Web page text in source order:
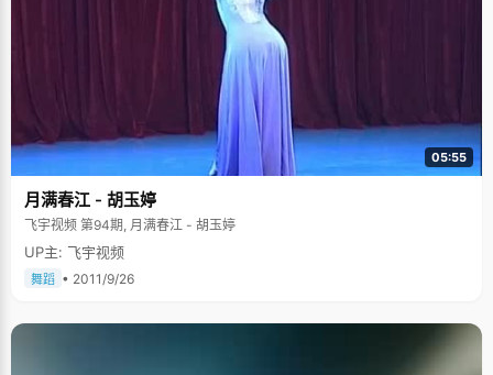
05:55
月满春江 - 胡玉婷
飞宇视频 第94期, 月满春江 - 胡玉婷
UP主: 飞宇视频
舞蹈 • 2011/9/26